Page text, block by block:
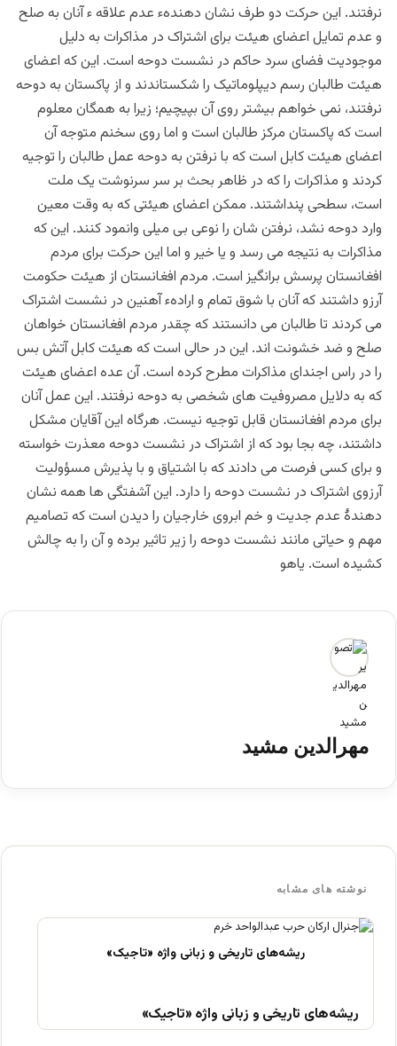
نرفتند. این حرکت دو طرف نشان دهندهء عدم علاقه ء آنان به صلح
و عدم تمایل اعضای هیئت برای اشتراک در مذاکرات به دلیل
موجودیت فضای سرد حاکم در نشست دوحه است. این که اعضای
هیئت طالبان رسم دیپلوماتیک را شکستاندند و از پاکستان به دوحه
نرفتند، نمی خواهم بیشتر روی آن بپیچیم؛ زیرا به همگان معلوم
است که پاکستان مرکز طالبان است و اما روی سخنم متوجه آن
اعضای هیئت کابل است که با نرفتن به دوحه عمل طالبان را توجیه
کردند و مذاکرات را که در ظاهر بحث بر سر سرنوشت یک ملت
است، سطحی پنداشتند. ممکن اعضای هیئتی که به وقت معین
وارد دوحه نشد، نرفتن شان را نوعی بی میلی وانمود کنند. این که
مذاکرات به نتیجه می رسد و یا خیر و اما این حرکت برای مردم
افغانستان پرسش برانگیز است. مردم افغانستان از هیئت حکومت
آرزو داشتند که آنان با شوق تمام و ارادهء آهنین در نشست اشتراک
می کردند تا طالبان می دانستند که چقدر مردم افغانستان خواهان
صلح و ضد خشونت اند. این در حالی است که هیئت کابل آتش بس
را در راس اجندای مذاکرات مطرح کرده است. آن عده اعضای هیئت
که به دلایل مصروفیت های شخصی به دوحه نرفتند. این عمل آنان
برای مردم افغانستان قابل توجیه نیست. هرگاه این آقایان مشکل
داشتند، چه بجا بود که از اشتراک در نشست دوحه معذرت خواسته
و برای کسی فرصت می دادند که با اشتیاق و با پذیرش مسؤولیت
آرزوی اشتراک در نشست دوحه را دارد. این آشفتگی ها همه نشان
دهندۀ عدم جدیت و خم ابروی خارجیان را دیدن است که تصامیم
مهم و حیاتی مانند نشست دوحه را زیر تاثیر برده و آن را به چالش
کشیده است. یاهو
مهرالدین مشید
نوشته های مشابه
ریشه‌های تاریخی و زبانی واژه «تاجیک»